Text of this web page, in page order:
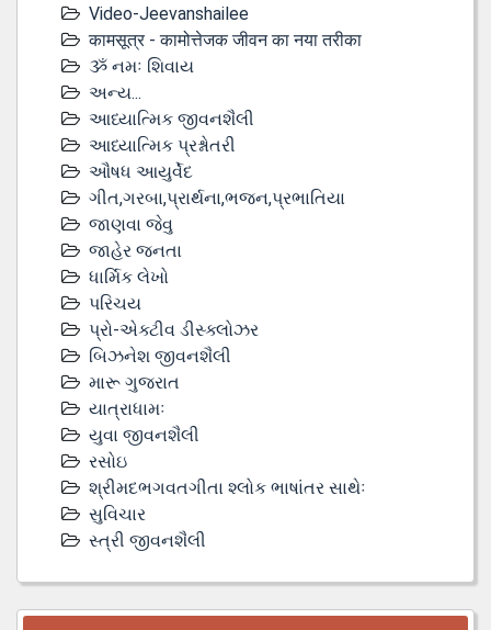
Video-Jeevanshailee
कामसूत्र - कामोत्तेजक जीवन का नया तरीका
ૐ નમઃ શિવાય
અન્ય...
આધ્યાત્મિક જીવનશૈલી
આધ્યાત્મિક પ્રશ્નોતરી
ઔષધ આયુર્વેદ
ગીત,ગરબા,પ્રાર્થના,ભજન,પ્રભાતિયા
જાણવા જેવુ
જાહેર જનતા
ધાર્મિક લેખો
પરિચય
પ્રો-એક્ટીવ ડીસ્‍ક્લોઝર
બિઝનેશ જીવનશૈલી
મારૂ ગુજરાત
યાત્રાધામઃ
યુવા જીવનશૈલી
રસોઇ
શ્રીમદભગવતગીતા શ્લોક ભાષાંતર સાથેઃ
સુવિચાર
સ્ત્રી જીવનશૈલી